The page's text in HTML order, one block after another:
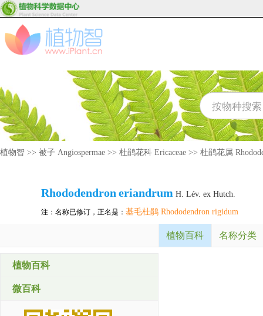
植物智 >> 被子 Angiospermae >> 杜鹃花科 Ericaceae >> 杜鹃花属
Rhododendron eriandrum H. Lév. ex Hutch.
注：名称已修订，正名是： 基毛杜鹃 Rhododendron rigidum
植物百科 名称分类
植物百科
微百科